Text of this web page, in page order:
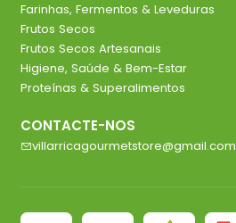
Farinhas, Fermentos & Leveduras
Frutos Secos
Frutos Secos Artesanais
Higiene, Saúde & Bem-Estar
Proteínas & Superalimentos
CONTACTE-NOS
villarricagourmetstore@gmail.com